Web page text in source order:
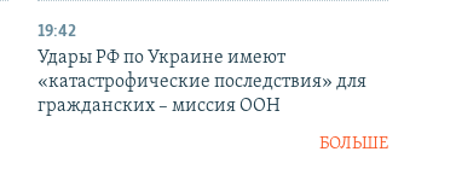
19:42
Удары РФ по Украине имеют
«катастрофические последствия» для
гражданских – миссия ООН
БОЛЬШЕ